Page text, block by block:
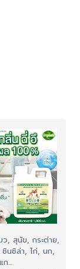
, สุนัข, กระต่าย,
นชิล่า, ไก่, นก,
...